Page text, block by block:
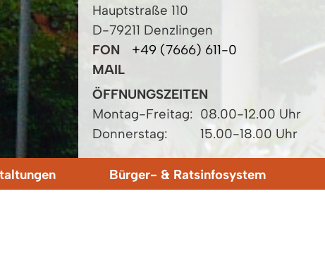
Hauptstraße 110
D-79211 Denzlingen
FON
+49 (7666) 611-0
MAIL
ÖFFNUNGSZEITEN
Montag-Freitag: 08.00-12.00 Uhr
Donnerstag:
15.00-18.00 Uhr
Bürger- & Ratsinfosystem